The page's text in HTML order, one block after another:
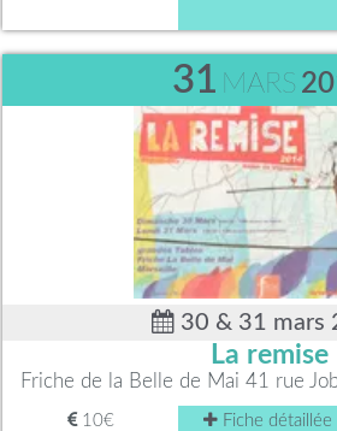
31 MARS
30 & 31 mars
La remise
Friche de la Belle de Mai 41 rue
10€ Fiche détaillée